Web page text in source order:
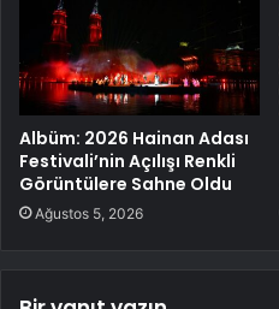
Albüm: 2026 Hainan Adası
Festivali’nin Açılışı Renkli
Görüntülere Sahne Oldu
Ağustos 5, 2026